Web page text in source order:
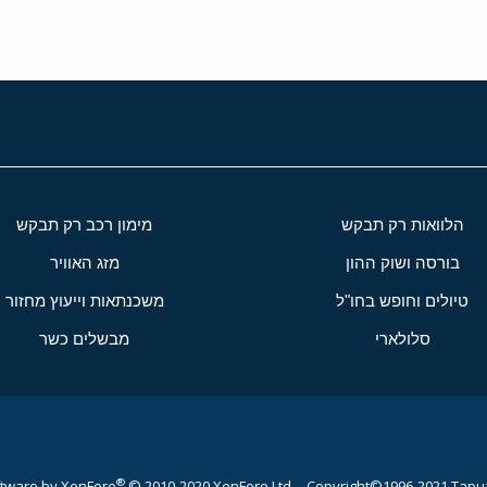
הלוואות רק תבקש מימון רכב רק תבקש
בורסה ושוק ההון מזג האוויר
טיולים וחופש בחו"ל משכנתאות וייעוץ מחזור
סלולארי מבשלים כשר
®